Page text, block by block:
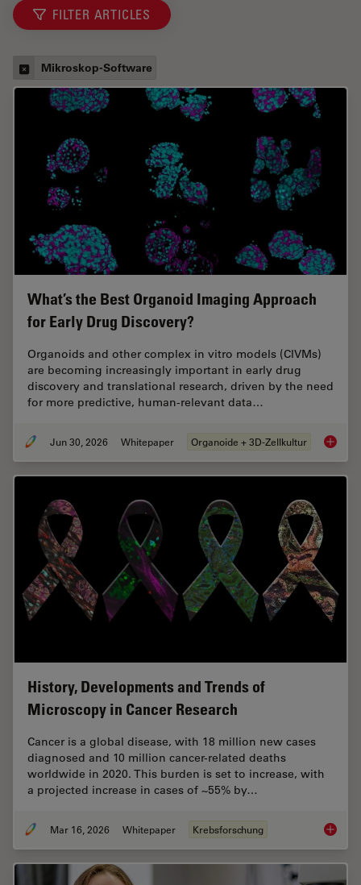
FILTER ARTICLES
Mikroskop-Software
What’s the Best Organoid Imaging Approach
for Early Drug Discovery?
Organoids and other complex in vitro models (CIVMs)
are becoming increasingly important in early drug
discovery and translational research, driven by the need
for more predictive, human-relevant data…
Jun 30, 2026 Whitepaper Organoide + 3D-Zellkultur
History, Developments and Trends of
Microscopy in Cancer Research
Cancer is a global disease, with 18 million new cases
diagnosed and 10 million cancer-related deaths
worldwide in 2020. This burden is set to increase, with
a projected increase in cases of ~55% by…
Mar 16, 2026 Whitepaper Krebsforschung